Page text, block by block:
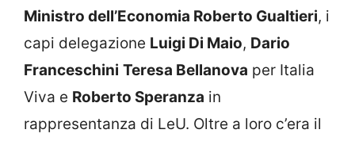
Ministro dell’Economia Roberto Gualtieri, i
capi delegazione Luigi Di Maio, Dario
Franceschini Teresa Bellanova per Italia
Viva e Roberto Speranza in
rappresentanza di LeU. Oltre a loro c’era il